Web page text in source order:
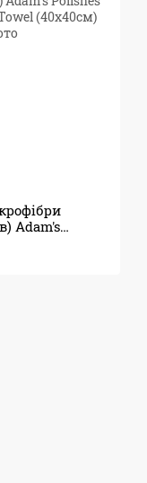
Adam's
Plush Towel